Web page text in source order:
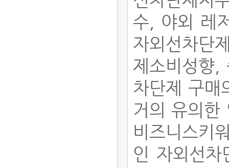
수, 야외 레
자외선차단
제소비성향,
차단제 구매
거의 유의한
비즈니스키
인 자외선차